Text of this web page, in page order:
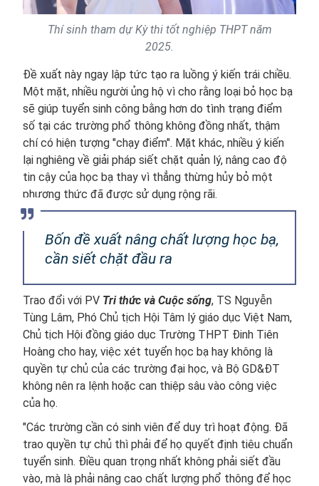
Thí sinh tham dự Kỳ thi tốt nghiệp THPT năm
2025.
Đề xuất này ngay lập tức tạo ra luồng ý kiến trái chiều.
Một mặt, nhiều người ủng hộ vì cho rằng loại bỏ học bạ
sẽ giúp tuyển sinh công bằng hơn do tình trạng điểm
số tại các trường phổ thông không đồng nhất, thậm
chí có hiện tượng "chạy điểm". Mặt khác, nhiều ý kiến
lại nghiêng về giải pháp siết chặt quản lý, nâng cao độ
tin cậy của học bạ thay vì thẳng thừng hủy bỏ một
phương thức đã được sử dụng rộng rãi.
Bốn đề xuất nâng chất lượng học bạ,
cần siết chặt đầu ra
Trao đổi với PV Tri thức và Cuộc sống, TS Nguyễn
Tùng Lâm, Phó Chủ tịch Hội Tâm lý giáo dục Việt Nam,
Chủ tịch Hội đồng giáo dục Trường THPT Đinh Tiên
Hoàng cho hay, việc xét tuyển học bạ hay không là
quyền tự chủ của các trường đại học, và Bộ GD&ĐT
không nên ra lệnh hoặc can thiệp sâu vào công việc
của họ.
"Các trường cần có sinh viên để duy trì hoạt động. Đã
trao quyền tự chủ thì phải để họ quyết định tiêu chuẩn
tuyển sinh. Điều quan trọng nhất không phải siết đầu
vào, mà là phải nâng cao chất lượng phổ thông để học